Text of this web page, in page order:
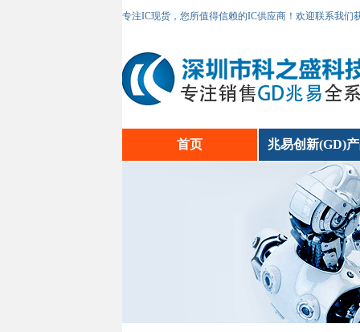
专注IC现货，您所值得信赖的IC供应商！欢迎联系我们
首页 兆易创新(GD)